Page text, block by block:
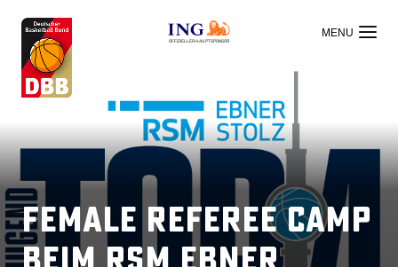
OFFIZIELLER HAUPTSPONSOR
Female Referee Camp